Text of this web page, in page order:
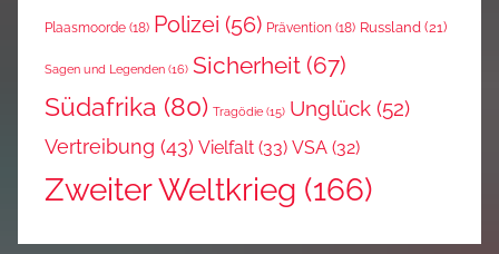
Plaasmoorde (18) Polizei (56) Prävention (18) Russland (21)
Sagen und Legenden (16) Sicherheit (67)
Südafrika (80) Tragödie (15) Unglück (52)
Vertreibung (43) Vielfalt (33) VSA (32)
Zweiter Weltkrieg (166)